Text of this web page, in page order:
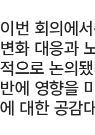
이번 회의에
변화 대응과
적으로 논의
반에 영향을
에 대한 공감